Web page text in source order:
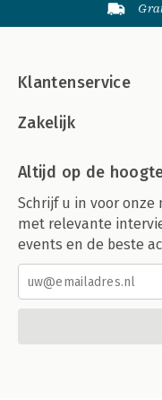
Klantenservice
Zakelijk
Altijd op de
Schrijf u in voor
met relevante
events en de beste